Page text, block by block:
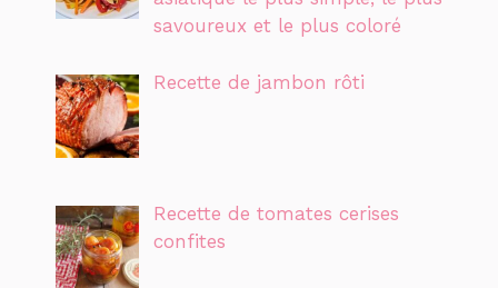
savoureux et le plus coloré
Recette de jambon rôti
Recette de tomates cerises
confites